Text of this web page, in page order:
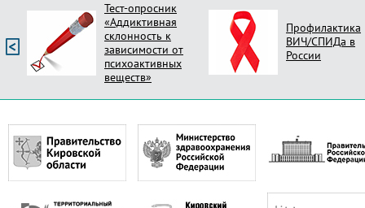
Тест-опросник
«Аддиктивная
склонность к
зависимости от
психоактивных
веществ»
Профилактика
ВИЧ/СПИДа в
России